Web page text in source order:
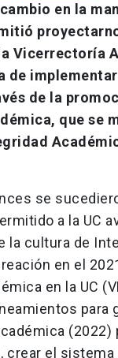
en la
Vicerrectoría
de
de la
que se
se
a la UC
la cultura de
en el
en la UC
para
(2022)
crear el sistema